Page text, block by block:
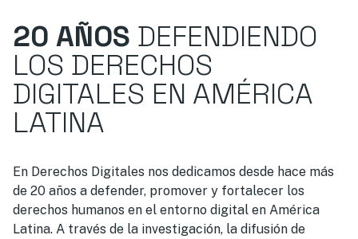
20 AÑOS DEFENDIENDO
LOS DERECHOS
DIGITALES EN AMÉRICA
LATINA
En Derechos Digitales nos dedicamos desde hace más
de 20 años a defender, promover y fortalecer los
derechos humanos en el entorno digital en América
Latina. A través de la investigación, la difusión de